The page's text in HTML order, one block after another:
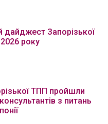
дайджест Запорізької
року
ТПП пройшли
з питань